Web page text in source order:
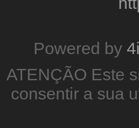
Powered by
ATENÇÃO Este
consentir a sua